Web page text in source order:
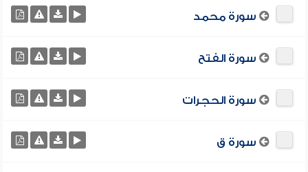
سورة محمد
سورة الفتح
سورة الحجرات
سورة ق